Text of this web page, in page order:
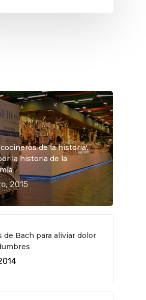
de la historia',
la historia de la
2015
de Bach para aliviar dolor
Planes